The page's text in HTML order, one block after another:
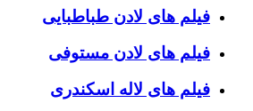
فیلم های لادن طباطبایی
فیلم های لادن مستوفی
فیلم های لاله اسکندری